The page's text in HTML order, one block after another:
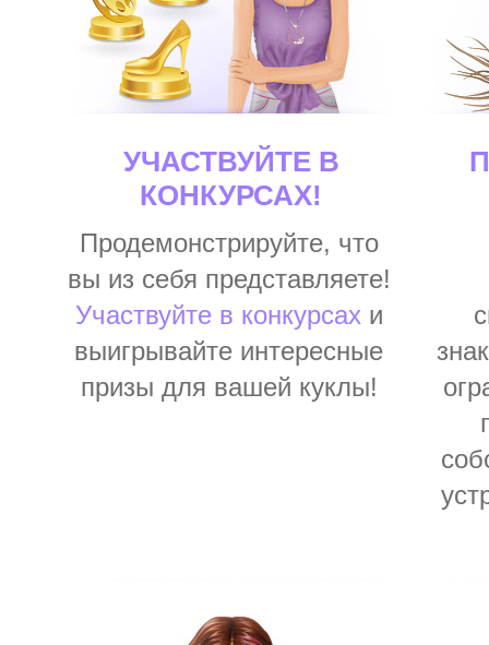
УЧАСТВУЙТЕ В
КОНКУРСАХ!
Продемонстрируйте, что
вы из себя представляете!
Участвуйте в конкурсах и
выигрывайте интересные
призы для вашей куклы!